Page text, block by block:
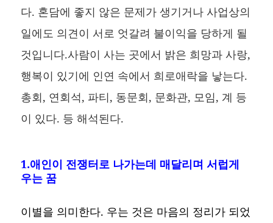
다. 혼담에 좋지 않은 문제가 생기거나 사업상의
일에도 의견이 서로 엇갈려 불이익을 당하게 될
것입니다.사람이 사는 곳에서 밝은 희망과 사랑,
행복이 있기에 인연 속에서 희로애락을 낳는다.
총회, 연회석, 파티, 동문회, 문화관, 모임, 계 등
이 있다. 등 해석된다.
1.애인이 전쟁터로 나가는데 매달리며 서럽게
우는 꿈
이별을 의미한다. 우는 것은 마음의 정리가 되었